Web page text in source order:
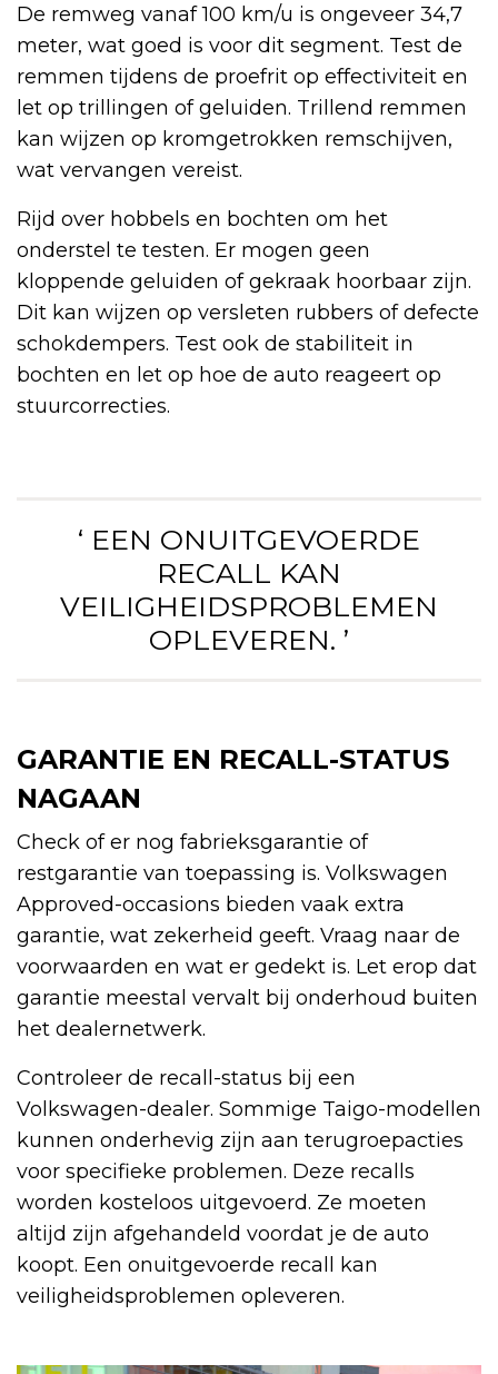
De remweg vanaf 100 km/u is ongeveer 34,7
meter, wat goed is voor dit segment. Test de
remmen tijdens de proefrit op effectiviteit en
let op trillingen of geluiden. Trillend remmen
kan wijzen op kromgetrokken remschijven,
wat vervangen vereist.
Rijd over hobbels en bochten om het
onderstel te testen. Er mogen geen
kloppende geluiden of gekraak hoorbaar zijn.
Dit kan wijzen op versleten rubbers of defecte
schokdempers. Test ook de stabiliteit in
bochten en let op hoe de auto reageert op
stuurcorrecties.
‘ EEN ONUITGEVOERDE
RECALL KAN
VEILIGHEIDSPROBLEMEN
OPLEVEREN. ’
GARANTIE EN RECALL-STATUS
NAGAAN
Check of er nog fabrieksgarantie of
restgarantie van toepassing is. Volkswagen
Approved-occasions bieden vaak extra
garantie, wat zekerheid geeft. Vraag naar de
voorwaarden en wat er gedekt is. Let erop dat
garantie meestal vervalt bij onderhoud buiten
het dealernetwerk.
Controleer de recall-status bij een
Volkswagen-dealer. Sommige Taigo-modellen
kunnen onderhevig zijn aan terugroepacties
voor specifieke problemen. Deze recalls
worden kosteloos uitgevoerd. Ze moeten
altijd zijn afgehandeld voordat je de auto
koopt. Een onuitgevoerde recall kan
veiligheidsproblemen opleveren.